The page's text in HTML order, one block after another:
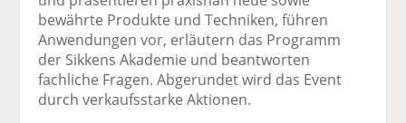
bewährte Produkte und Techniken, führen
Anwendungen vor, erläutern das Programm
der Sikkens Akademie und beantworten
fachliche Fragen. Abgerundet wird das Event
durch verkaufsstarke Aktionen.